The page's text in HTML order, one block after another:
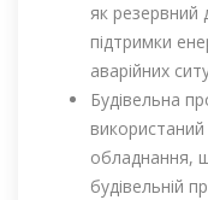
як резервний
підтримки
аварійних
Будівельна
обладнання,
будівельній